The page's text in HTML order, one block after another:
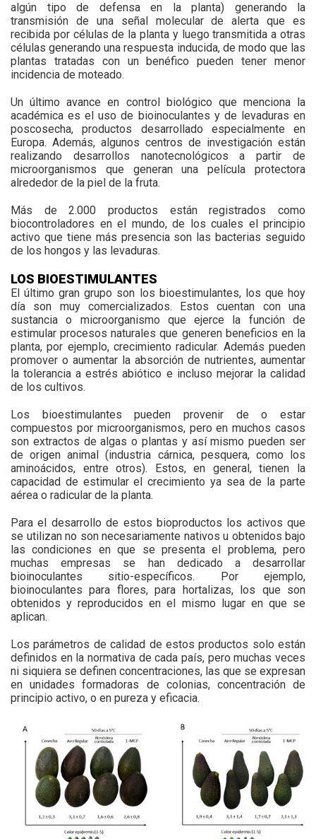
algún tipo de defensa en la planta) generando la
transmisión de una señal molecular de alerta que es
recibida por células de la planta y luego transmitida a otras
células generando una respuesta inducida, de modo que las
plantas tratadas con un benéfico pueden tener menor
incidencia de moteado.
Un último avance en control biológico que menciona la
académica es el uso de bioinoculantes y de levaduras en
poscosecha, productos desarrollado especialmente en
Europa. Además, algunos centros de investigación están
realizando desarrollos nanotecnológicos a partir de
microorganismos que generan una película protectora
alrededor de la piel de la fruta.
Más de 2.000 productos están registrados como
biocontroladores en el mundo, de los cuales el principio
activo que tiene más presencia son las bacterias seguido
de los hongos y las levaduras.
LOS BIOESTIMULANTES
El último gran grupo son los bioestimulantes, los que hoy
día son muy comercializados. Estos cuentan con una
sustancia o microorganismo que ejerce la función de
estimular procesos naturales que generen beneficios en la
planta, por ejemplo, crecimiento radicular. Además pueden
promover o aumentar la absorción de nutrientes, aumentar
la tolerancia a estrés abiótico e incluso mejorar la calidad
de los cultivos.
Los bioestimulantes pueden provenir de o estar
compuestos por microorganismos, pero en muchos casos
son extractos de algas o plantas y así mismo pueden ser
de origen animal (industria cárnica, pesquera, como los
aminoácidos, entre otros). Estos, en general, tienen la
capacidad de estimular el crecimiento ya sea de la parte
aérea o radicular de la planta.
Para el desarrollo de estos bioproductos los activos que
se utilizan no son necesariamente nativos u obtenidos bajo
las condiciones en que se presenta el problema, pero
muchas empresas se han dedicado a desarrollar
bioinoculantes sitio-específicos. Por ejemplo,
bioinoculantes para flores, para hortalizas, los que son
obtenidos y reproducidos en el mismo lugar en que se
aplican.
Los parámetros de calidad de estos productos solo están
definidos en la normativa de cada país, pero muchas veces
ni siquiera se definen concentraciones, las que se expresan
en unidades formadoras de colonias, concentración de
principio activo, o en pureza y eficacia.